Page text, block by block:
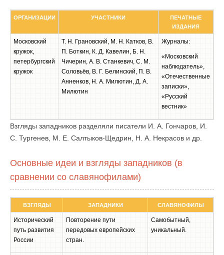
ОРГАНИЗАЦИИ УЧАСТНИКИ
ПЕЧАТНЫЕ
ИЗДАНИЯ
Московский
кружок,
петербургский
кружок
Т. Н. Грановский, М. Н. Катков, В.
П. Боткин, К. Д. Кавелин, Б. Н.
Чичерин, А. В. Станкевич, С. М.
Соловьёв, В. Г. Белинский, П. В.
Анненков, Н. А. Милютин, Д. А.
Милютин
Журналы:
«Московский
наблюдатель»,
«Отечественные
записки»,
«Русский
вестник»
Взгляды западников разделяли писатели И. А. Гончаров, И.
С. Тургенев, М. Е. Салтыков-Щедрин, Н. А. Некрасов и др.
Основные идеи и взгляды западников (в
сравнении со славянофилами)
ВЗГЛЯДЫ ЗАПАДНИКИ СЛАВЯНОФИЛЫ
Исторический
путь развития
России
Повторение пути
передовых европейских
стран.
Самобытный,
уникальный.